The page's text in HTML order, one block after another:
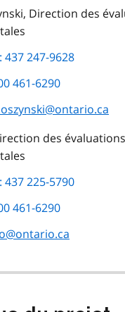
Direction des
: 437 247-9628
461-6290
des évaluations
: 437 225-5790
461-6290